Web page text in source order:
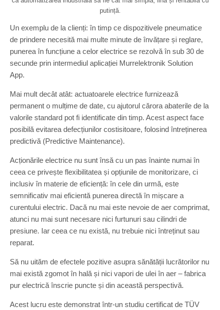
putință.
Un exemplu de la clienți: în timp ce dispozitivele pneumatice
de prindere necesită mai multe minute de învățare și reglare,
punerea în funcțiune a celor electrice se rezolvă în sub 30 de
secunde prin intermediul aplicației Murrelektronik Solution
App.
Mai mult decât atât: actuatoarele electrice furnizează
permanent o mulțime de date, cu ajutorul cărora abaterile de la
valorile standard pot fi identificate din timp. Acest aspect face
posibilă evitarea defecțiunilor costisitoare, folosind întreținerea
predictivă (Predictive Maintenance).
Acționările electrice nu sunt însă cu un pas înainte numai în
ceea ce privește flexibilitatea și opțiunile de monitorizare, ci
inclusiv în materie de eficiență: în cele din urmă, este
semnificativ mai eficientă punerea directă în mișcare a
curentului electric. Dacă nu mai este nevoie de aer comprimat,
atunci nu mai sunt necesare nici furtunuri sau cilindri de
presiune. Iar ceea ce nu există, nu trebuie nici întreținut sau
reparat.
Să nu uităm de efectele pozitive asupra sănătății lucrătorilor nu
mai există zgomot în hală și nici vapori de ulei în aer – fabrica
pur electrică înscrie puncte și din această perspectivă.
Acest lucru este demonstrat într-un studiu certificat de TÜV